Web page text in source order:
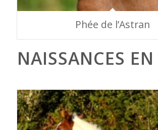
Phée de l’Astran
NAISSANCES